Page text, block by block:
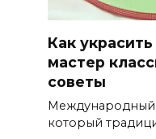
Как
мастер
советы
Международный
который